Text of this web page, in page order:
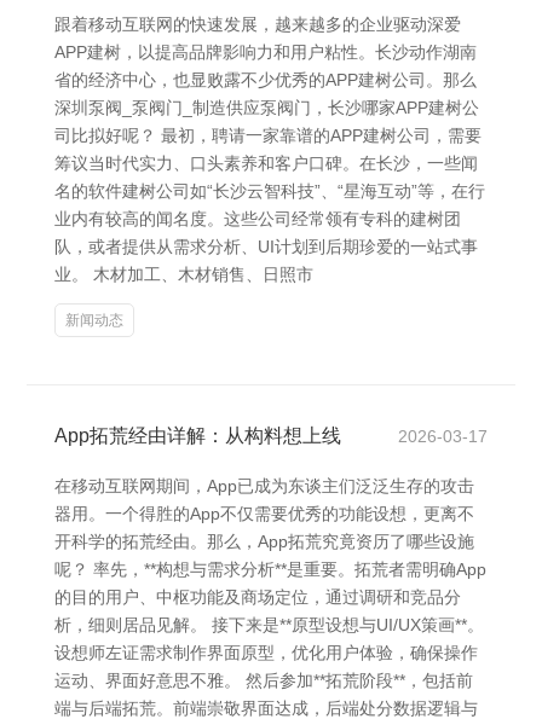
跟着移动互联网的快速发展，越来越多的企业驱动深爱
APP建树，以提高品牌影响力和用户粘性。长沙动作湖南
省的经济中心，也显败露不少优秀的APP建树公司。那么
深圳泵阀_泵阀门_制造供应泵阀门，长沙哪家APP建树公
司比拟好呢？ 最初，聘请一家靠谱的APP建树公司，需要
筹议当时代实力、口头素养和客户口碑。在长沙，一些闻
名的软件建树公司如“长沙云智科技”、“星海互动”等，在行
业内有较高的闻名度。这些公司经常领有专科的建树团
队，或者提供从需求分析、UI计划到后期珍爱的一站式事
业。 木材加工、木材销售、日照市
新闻动态
App拓荒经由详解：从构料想上线 2026-03-17
在移动互联网期间，App已成为东谈主们泛泛生存的攻击
器用。一个得胜的App不仅需要优秀的功能设想，更离不
开科学的拓荒经由。那么，App拓荒究竟资历了哪些设施
呢？ 率先，**构想与需求分析**是重要。拓荒者需明确App
的目的用户、中枢功能及商场定位，通过调研和竞品分
析，细则居品见解。 接下来是**原型设想与UI/UX策画**。
设想师左证需求制作界面原型，优化用户体验，确保操作
运动、界面好意思不雅。 然后参加**拓荒阶段**，包括前
端与后端拓荒。前端崇敬界面达成，后端处分数据逻辑与